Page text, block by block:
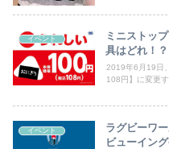
イベント
ミニストッ
具はどれ！？
2019年6月19日
108円】に変更す
イベント
ラグビーワ
ビューイン